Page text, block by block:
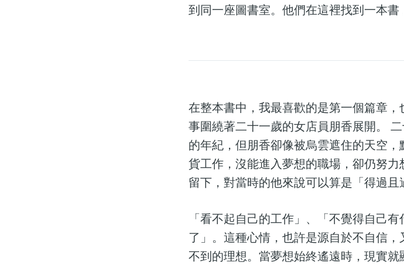
到同一座圖書室。他們在這裡找到一本書
在整本書中，我最喜歡的是第一個篇章
事圍繞著二十一歲的女店員朋香展開。
的年紀，但朋香卻像被烏雲遮住的天空
貨工作，沒能進入夢想的職場，卻仍努
留下，對當時的他來說可以算是「得過且
「看不起自己的工作」、「不覺得自己
了」。這種心情，也許是源自於不自信
不到的理想。當夢想始終遙遠時，現實就